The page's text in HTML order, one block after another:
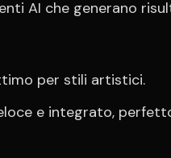
AI che generano
per stili artistici.
e integrato,